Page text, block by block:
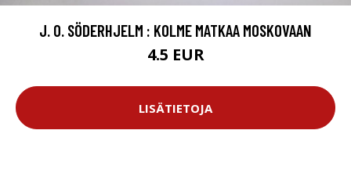
J. O. SÖDERHJELM : KOLME MATKAA MOSKOVAAN
4.5 EUR
LISÄTIETOJA